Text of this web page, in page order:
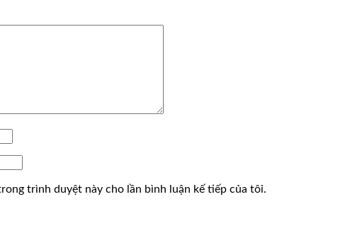
trình duyệt này cho lần bình luận kế tiếp của tôi.